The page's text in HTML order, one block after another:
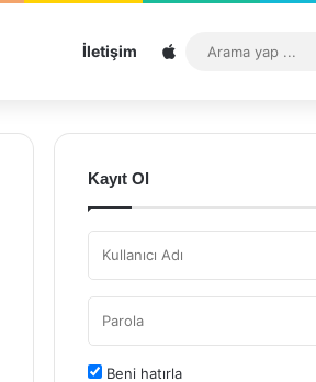
İletişim Sitemap
Kayıt Ol
Beni hatırla